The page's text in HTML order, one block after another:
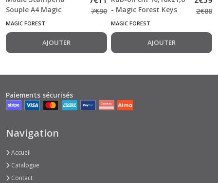
Souple A4 Magic
Forest Door And
7€90
MAGIC FOREST
AJOUTER
- Magic Forest Keys
And Decorations
2€88
MAGIC FOREST
AJOUTER
Paiements sécurisés
Navigation
Accueil
Catalogue
Contact